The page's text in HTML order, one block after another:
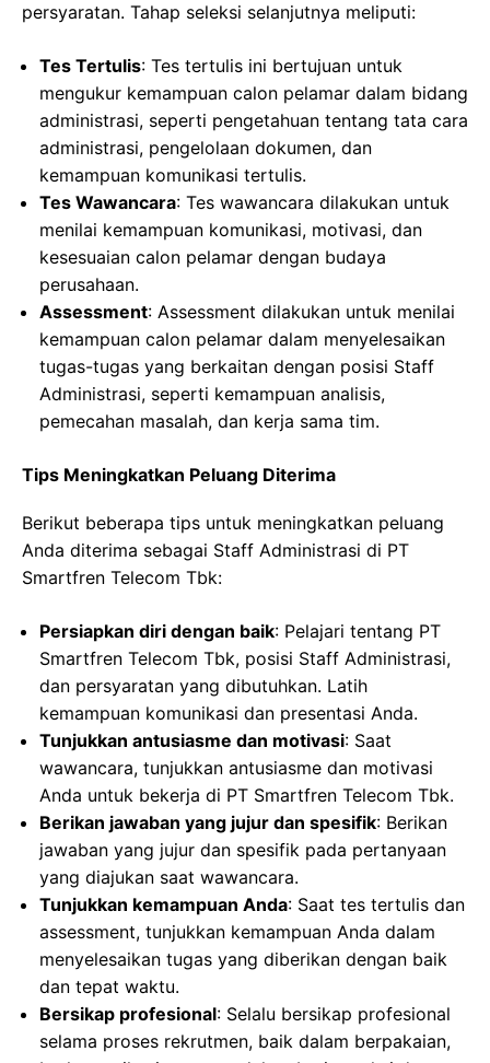
persyaratan. Tahap seleksi selanjutnya meliputi:
Tes Tertulis: Tes tertulis ini bertujuan untuk
mengukur kemampuan calon pelamar dalam bidang
administrasi, seperti pengetahuan tentang tata cara
administrasi, pengelolaan dokumen, dan
kemampuan komunikasi tertulis.
Tes Wawancara: Tes wawancara dilakukan untuk
menilai kemampuan komunikasi, motivasi, dan
kesesuaian calon pelamar dengan budaya
perusahaan.
Assessment: Assessment dilakukan untuk menilai
kemampuan calon pelamar dalam menyelesaikan
tugas-tugas yang berkaitan dengan posisi Staff
Administrasi, seperti kemampuan analisis,
pemecahan masalah, dan kerja sama tim.
Tips Meningkatkan Peluang Diterima
Berikut beberapa tips untuk meningkatkan peluang
Anda diterima sebagai Staff Administrasi di PT
Smartfren Telecom Tbk:
Persiapkan diri dengan baik: Pelajari tentang PT
Smartfren Telecom Tbk, posisi Staff Administrasi,
dan persyaratan yang dibutuhkan. Latih
kemampuan komunikasi dan presentasi Anda.
Tunjukkan antusiasme dan motivasi: Saat
wawancara, tunjukkan antusiasme dan motivasi
Anda untuk bekerja di PT Smartfren Telecom Tbk.
Berikan jawaban yang jujur dan spesifik: Berikan
jawaban yang jujur dan spesifik pada pertanyaan
yang diajukan saat wawancara.
Tunjukkan kemampuan Anda: Saat tes tertulis dan
assessment, tunjukkan kemampuan Anda dalam
menyelesaikan tugas yang diberikan dengan baik
dan tepat waktu.
Bersikap profesional: Selalu bersikap profesional
selama proses rekrutmen, baik dalam berpakaian,